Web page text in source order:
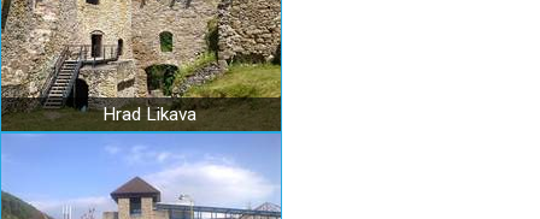
Hrad Likava